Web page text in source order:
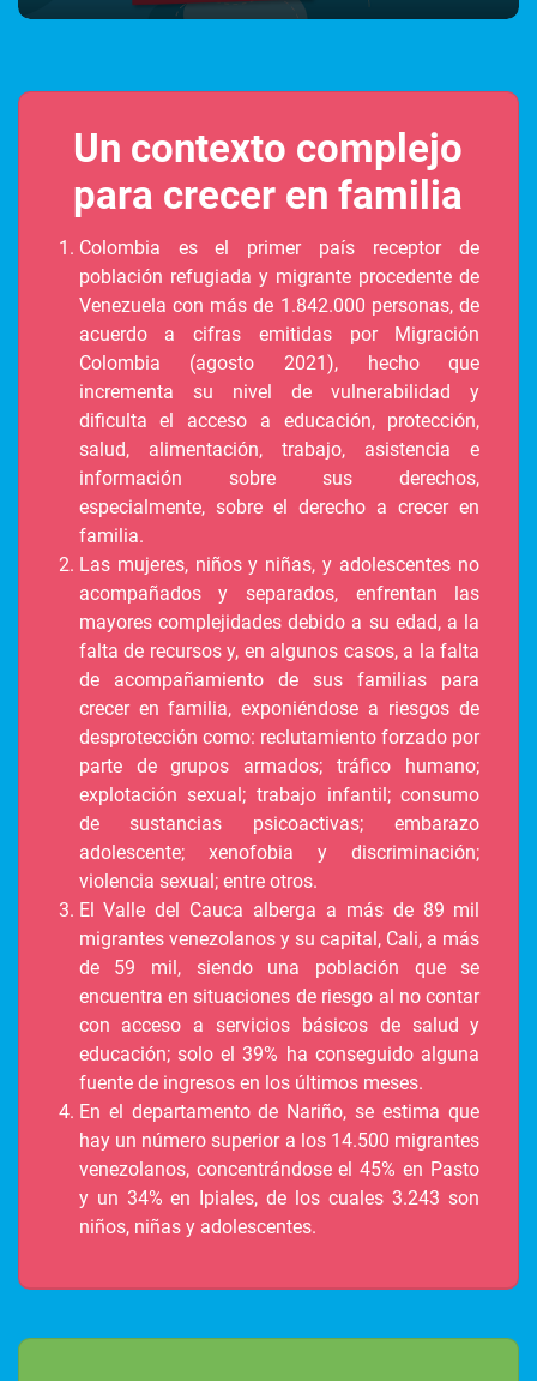
Un contexto complejo
para crecer en familia
Colombia es el primer país receptor de
población refugiada y migrante procedente de
Venezuela con más de 1.842.000 personas, de
acuerdo a cifras emitidas por Migración
Colombia (agosto 2021), hecho que
incrementa su nivel de vulnerabilidad y
dificulta el acceso a educación, protección,
salud, alimentación, trabajo, asistencia e
información sobre sus derechos,
especialmente, sobre el derecho a crecer en
familia.
Las mujeres, niños y niñas, y adolescentes no
acompañados y separados, enfrentan las
mayores complejidades debido a su edad, a la
falta de recursos y, en algunos casos, a la falta
de acompañamiento de sus familias para
crecer en familia, exponiéndose a riesgos de
desprotección como: reclutamiento forzado por
parte de grupos armados; tráfico humano;
explotación sexual; trabajo infantil; consumo
de sustancias psicoactivas; embarazo
adolescente; xenofobia y discriminación;
violencia sexual; entre otros.
El Valle del Cauca alberga a más de 89 mil
migrantes venezolanos y su capital, Cali, a más
de 59 mil, siendo una población que se
encuentra en situaciones de riesgo al no contar
con acceso a servicios básicos de salud y
educación; solo el 39% ha conseguido alguna
fuente de ingresos en los últimos meses.
En el departamento de Nariño, se estima que
hay un número superior a los 14.500 migrantes
venezolanos, concentrándose el 45% en Pasto
y un 34% en Ipiales, de los cuales 3.243 son
niños, niñas y adolescentes.